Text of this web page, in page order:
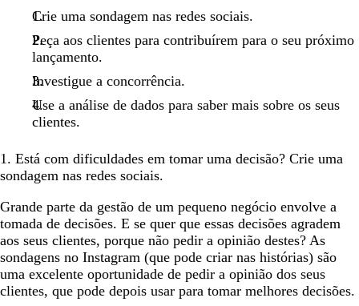
Crie uma sondagem nas redes sociais.
Peça aos clientes para contribuírem para o seu próximo
lançamento.
Investigue a concorrência.
Use a análise de dados para saber mais sobre os seus
clientes.
1. Está com dificuldades em tomar uma decisão? Crie uma
sondagem nas redes sociais.
Grande parte da gestão de um pequeno negócio envolve a
tomada de decisões. E se quer que essas decisões agradem
aos seus clientes, porque não pedir a opinião destes? As
sondagens no Instagram (que pode criar nas histórias) são
uma excelente oportunidade de pedir a opinião dos seus
clientes, que pode depois usar para tomar melhores decisões.